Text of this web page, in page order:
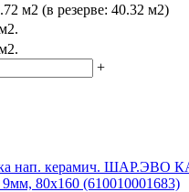
м2 (в резерве: 40.32 м2)
+
нап. керамич. ШАР.ЭВО
80x160 (610010001683)